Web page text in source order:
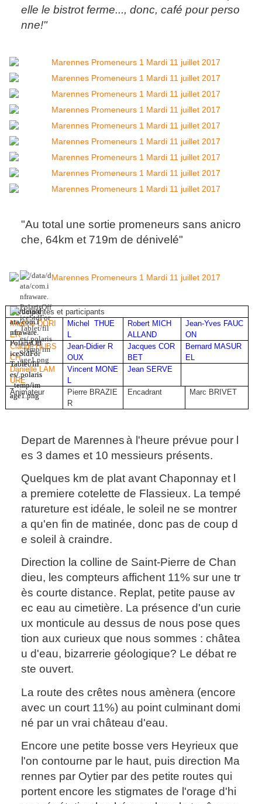
elle le bistrot ferme..., donc, café pour perso
nne!"
"Au total une sortie promeneurs sans anicro
che, 64km et 719m de dénivelé"
Participantes et participants
Martine DORI
ER
Michel THUE
L
Robert MICH
ALLAND
Jean-Yves FAUC
ON
Claude HUBS
CH
Jean-Didier R
OUX
Jacques COR
BET
Bernard MASUR
EL
Danielle LAM
URE
Vincent MONE
L
Jean SERVE
Animateur
Pierre BRAZIE
R
Encadrant Marc BRIVET
Depart de Marennesà l'heure prévue pour l
es 3 dames et 10 messieurs présents.
Quelques km de plat avant Chaponnay et l
a premiere cotelette de Flassieux. La tempé
ratureture est idéale, le soleil ne se montrer
a qu'en fin de matinée, donc pas de coup d
e soleil à craindre.
Direction la colline de Saint-Pierre de Chan
dieu, les compteurs affichent 11% sur une tr
ès courte distance. Replat, petite pause av
ec eau au cimetière. La présence d'un curie
ux monticule au dessus de nous pose ques
tion aux curieux que nous sommes : châtea
u d'eau, bizarrerie géologique? Le débat re
ste ouvert.
La route des crêtes nous amènera (encore
avec un court 11%) au point culminant domi
né par un vrai château d'eau.
Encore une petite bosse vers Heyrieux que
l'on contourne par le haut, puis direction Ma
rennes par Oytier par des petite routes qui
portent encore les stigmates de l'orage d'hi